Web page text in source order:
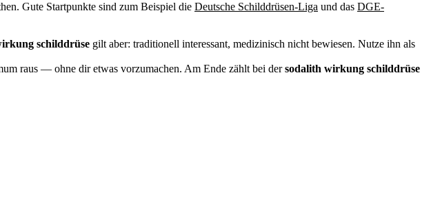
Gute Startpunkte sind zum Beispiel die Deutsche Schilddrüsen-Liga und das DGE-
schilddrüse gilt aber: traditionell interessant, medizinisch nicht bewiesen. Nutze ihn als
raus — ohne dir etwas vorzumachen. Am Ende zählt bei dersodalith wirkung schilddrüse